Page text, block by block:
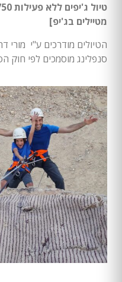
מטיילים בג'יפ]
הטיולים מודרכים ע"י מורי
סנפלינג מוסמכים לפי חוק